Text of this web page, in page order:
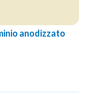
anodizzato